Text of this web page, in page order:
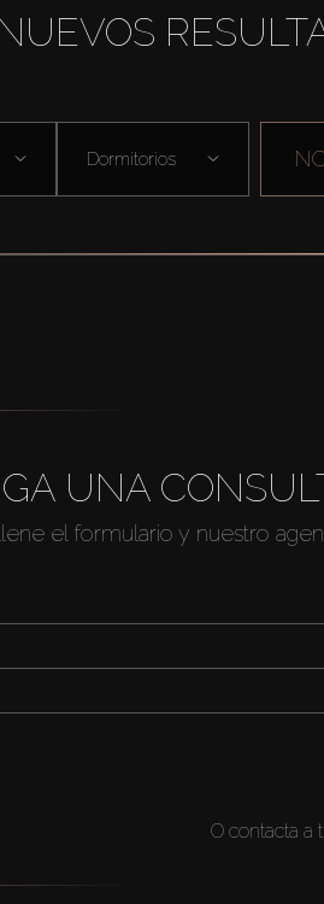
Dormitorios
UNA
el formulario y nuestro
O contacta a